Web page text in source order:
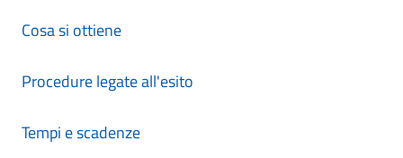
Cosa si ottiene
Procedure legate all'esito
Tempi e scadenze